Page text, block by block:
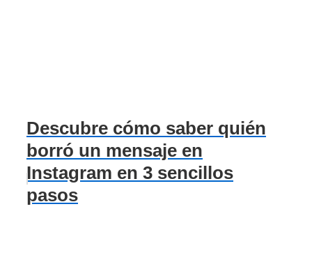
Descubre cómo saber quién
borró un mensaje en
Instagram en 3 sencillos
pasos